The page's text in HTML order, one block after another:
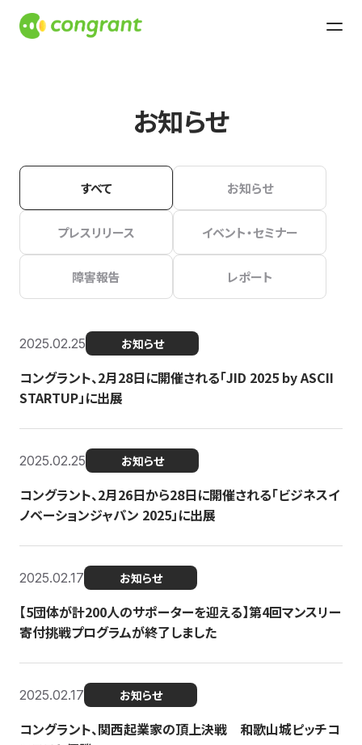
お知らせ
すべて お知らせ
プレスリリース イベント・セミナー
障害報告 レポート
2025.02.25 お知らせ
コングラント、2月28日に開催される「JID 2025 by ASCII
STARTUP」に出展
2025.02.25 お知らせ
コングラント、2月26日から28日に開催される「ビジネスイ
ノベーションジャパン 2025」に出展
2025.02.17 お知らせ
【5団体が計200人のサポーターを迎える】​​第4回マンスリー
寄付挑戦プログラムが終了しました
2025.02.17 お知らせ
コングラント、関西起業家の頂上決戦 和歌山城ピッチコ